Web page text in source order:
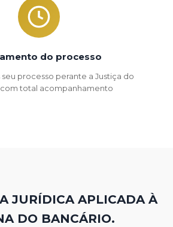
do processo
processo perante a Justiça do
com total acompanhamento
JURÍDICA APLICADA À
DO BANCÁRIO.